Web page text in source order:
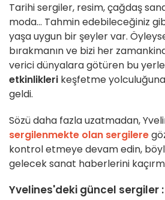
Tarihi sergiler, resim, çağdaş
moda... Tahmin edebileceğiniz
yaşa uygun bir şeyler var.
bırakmanın ve bizi her
verici dünyalara götüren bu
etkinlikleri keşfetme yolculuğuna
geldi.
Sözü daha fazla uzatmadan,
sergilenmekte olan sergilere
kontrol etmeye devam edin,
gelecek sanat haberlerini
Yvelines'deki güncel sergiler :